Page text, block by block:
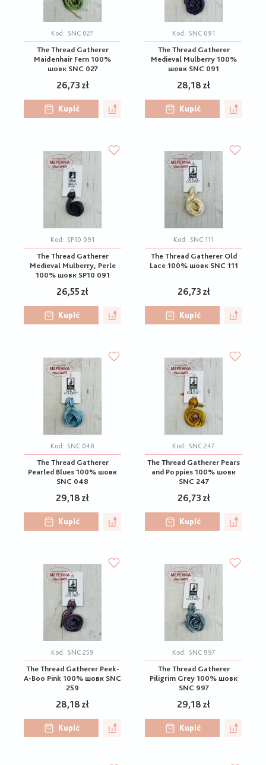
Kod: SNC 027
The Thread Gatherer
Maidenhair Fern 100%
шовк SNC 027
26,73 zł
Kupić
Kod: SNC 091
The Thread Gatherer
Medieval Mulberry 100%
шовк SNC 091
28,18 zł
Kupić
Kod: SP10 091
The Thread Gatherer
Medieval Mulberry, Perle
100% шовк SP10 091
26,55 zł
Kupić
Kod: SNC 111
The Thread Gatherer Old
Lace 100% шовк SNC 111
26,73 zł
Kupić
Kod: SNC 048
The Thread Gatherer
Pearled Blues 100% шовк
SNC 048
29,18 zł
Kupić
Kod: SNC 247
The Thread Gatherer Pears
and Poppies 100% шовк
SNC 247
26,73 zł
Kupić
Kod: SNC 259
The Thread Gatherer Peek-
A-Boo Pink 100% шовк SNC
259
28,18 zł
Kupić
Kod: SNC 997
The Thread Gatherer
Piligrim Grey 100% шовк
SNC 997
29,18 zł
Kupić